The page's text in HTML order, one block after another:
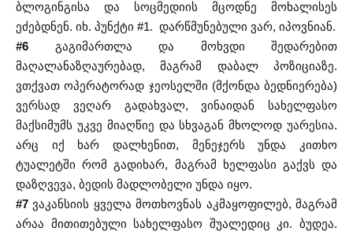
ბლოგინგისა და სოცმედიის მცოდნე მოხალისეს
ეძებდნენ. იხ. პუნქტი #1. დარწმუნებული ვარ, იპოვნიან.
#6 გაგიმართლა და მოხვდი შედარებით
მაღალანაზღაურებად, მაგრამ დაბალ პოზიციაზე.
ვთქვათ ოპერატორად ჯეოსელში (მქონდა ბედნიერება)
ვერსად ვეღარ გადახვალ, ვინაიდან სახელფასო
მაქსიმუმს უკვე მიაღწიე და სხვაგან მხოლოდ უარესია.
არც იქ ხარ დალხენით, მენეჯერს უნდა კითხო
ტუალეტში რომ გადიხარ, მაგრამ ხელფასი გაქვს და
დაზღვევა, ბედის მადლობელი უნდა იყო.
#7 ვაკანსიის ყველა მოთხოვნას აკმაყოფილებ, მაგრამ
არაა მითითებული სახელფასო შუალედიც კი. ბუდეა.